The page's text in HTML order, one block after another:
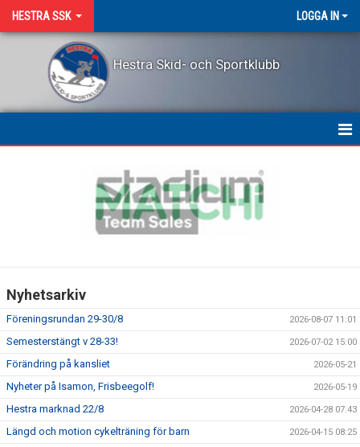
HESTRA SSK LOGGA IN
Hestra Skid- och Sportklubb
LEDARPRIS
GÄSTBOK
BILDGALLERI
DOKUMENT
Nyhetsarkiv
Föreningsrundan 29-30/8 2026-08-07 11:01
Semesterstängt v 28-33! 2026-07-02 15:00
Förändring på kansliet 2026-05-21
Nyheter på Isamon, Frisbeegolf! 2026-05-19
Hestra marknad 22/8 2026-04-28 07:43
Längd och motion cykelträning för barn 2026-04-15 08:25